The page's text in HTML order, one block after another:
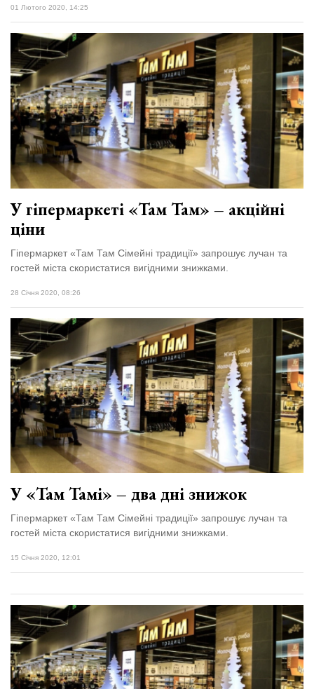
01 Лютого 2020, 14:25
У гіпермаркеті «Там Там» – акційні
ціни
Гіпермаркет «Там Там Сімейні традиції» запрошує лучан та
гостей міста скористатися вигідними знижками.
28 Січня 2020, 08:26
У «Там Тамі» – два дні знижок
Гіпермаркет «Там Там Сімейні традиції» запрошує лучан та
гостей міста скористатися вигідними знижками.
15 Січня 2020, 12:01